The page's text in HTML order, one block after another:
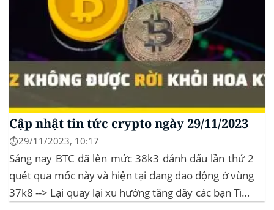
Cập nhật tin tức crypto ngày 29/11/2023
⏱️29/11/2023, 10:17
Sáng nay BTC đã lên mức 38k3 đánh dấu lần thứ 2
quét qua mốc này và hiện tại đang dao động ở vùng
37k8 --> Lại quay lại xu hướng tăng đây các bạn Tình